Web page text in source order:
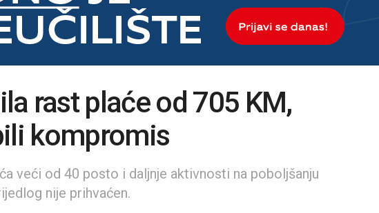
rast plaće od 705 KM,
kompromis
veći od 40 posto i daljnje aktivnosti na poboljšanju
nije prihvaćen.